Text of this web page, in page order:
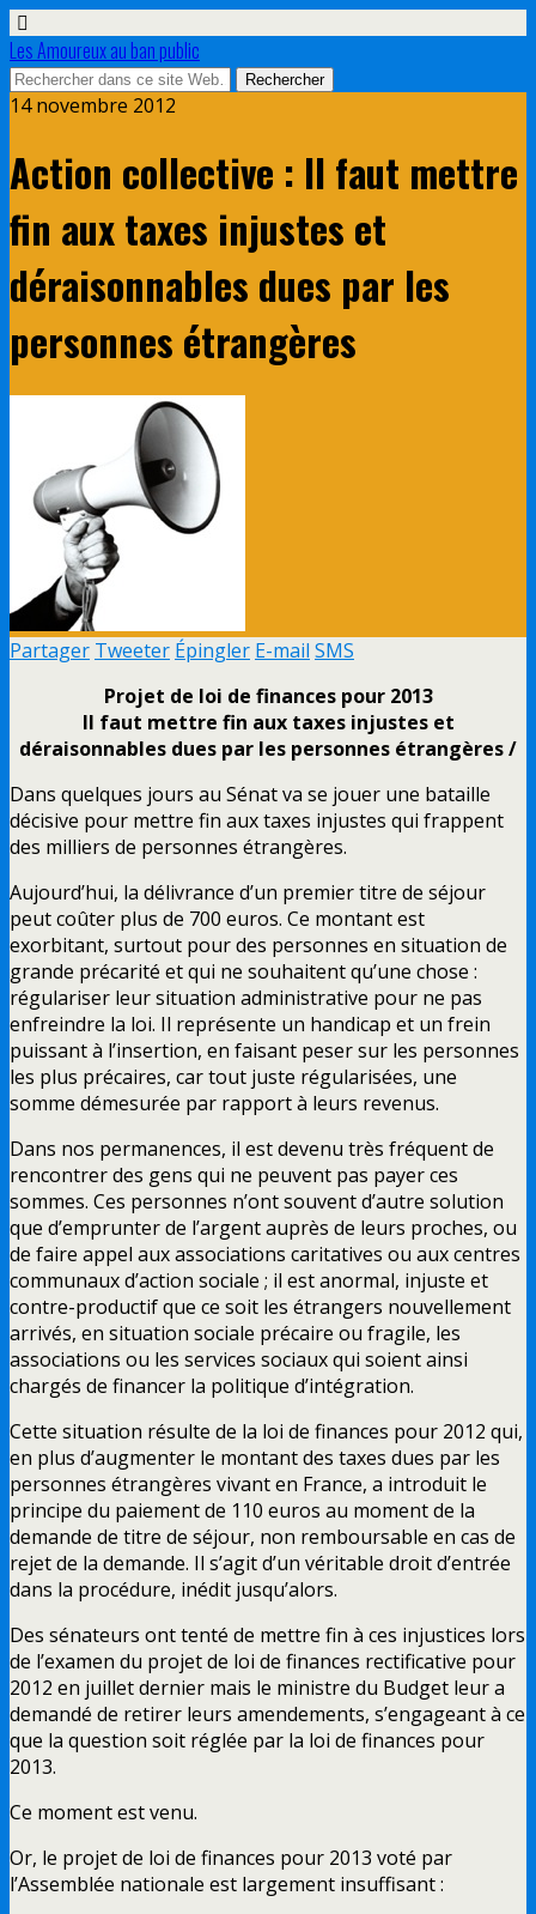
Les Amoureux au ban public
14 novembre 2012
Action collective : Il faut mettre
fin aux taxes injustes et
déraisonnables dues par les
personnes étrangères
Partager Tweeter Épingler E-mail SMS
Projet de loi de finances pour 2013
Il faut mettre fin aux taxes injustes et
déraisonnables dues par les personnes étrangères /
Dans quelques jours au Sénat va se jouer une bataille
décisive pour mettre fin aux taxes injustes qui frappent
des milliers de personnes étrangères.
Aujourd’hui, la délivrance d’un premier titre de séjour
peut coûter plus de 700 euros. Ce montant est
exorbitant, surtout pour des personnes en situation de
grande précarité et qui ne souhaitent qu’une chose :
régulariser leur situation administrative pour ne pas
enfreindre la loi. Il représente un handicap et un frein
puissant à l’insertion, en faisant peser sur les personnes
les plus précaires, car tout juste régularisées, une
somme démesurée par rapport à leurs revenus.
Dans nos permanences, il est devenu très fréquent de
rencontrer des gens qui ne peuvent pas payer ces
sommes. Ces personnes n’ont souvent d’autre solution
que d’emprunter de l’argent auprès de leurs proches, ou
de faire appel aux associations caritatives ou aux centres
communaux d’action sociale ; il est anormal, injuste et
contre-productif que ce soit les étrangers nouvellement
arrivés, en situation sociale précaire ou fragile, les
associations ou les services sociaux qui soient ainsi
chargés de financer la politique d’intégration.
Cette situation résulte de la loi de finances pour 2012 qui,
en plus d’augmenter le montant des taxes dues par les
personnes étrangères vivant en France, a introduit le
principe du paiement de 110 euros au moment de la
demande de titre de séjour, non remboursable en cas de
rejet de la demande. Il s’agit d’un véritable droit d’entrée
dans la procédure, inédit jusqu’alors.
Des sénateurs ont tenté de mettre fin à ces injustices lors
de l’examen du projet de loi de finances rectificative pour
2012 en juillet dernier mais le ministre du Budget leur a
demandé de retirer leurs amendements, s’engageant à ce
que la question soit réglée par la loi de finances pour
2013.
Ce moment est venu.
Or, le projet de loi de finances pour 2013 voté par
l’Assemblée nationale est largement insuffisant :